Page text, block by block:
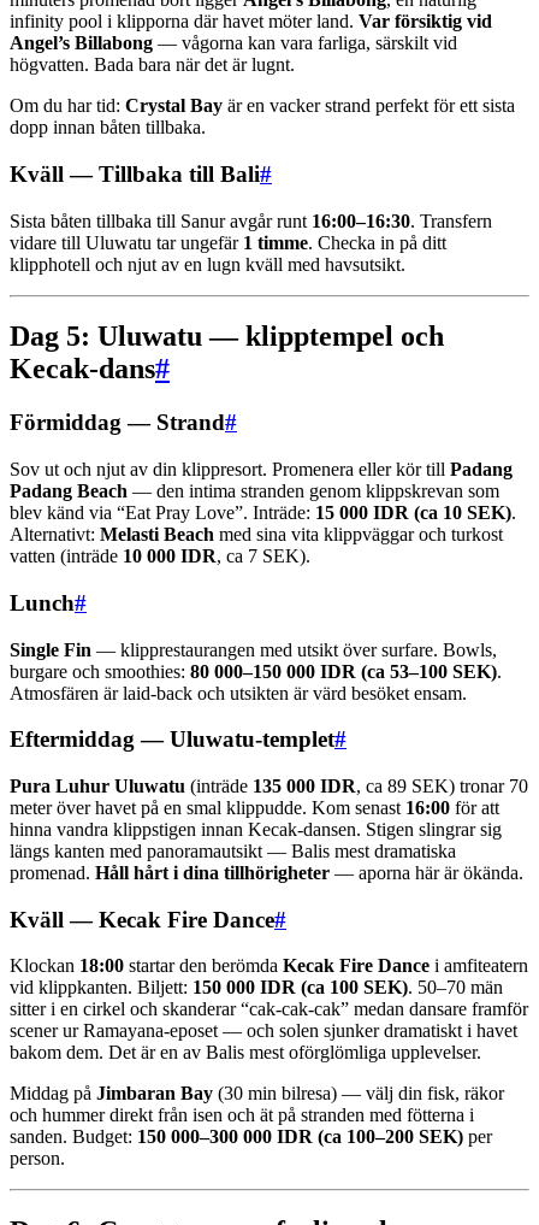
infinity pool i klipporna där havet möter land. Var försiktig vid
Angel’s Billabong — vågorna kan vara farliga, särskilt vid
högvatten. Bada bara när det är lugnt.
Om du har tid: Crystal Bay är en vacker strand perfekt för ett sista
dopp innan båten tillbaka.
Kväll — Tillbaka till Bali#
Sista båten tillbaka till Sanur avgår runt 16:00–16:30. Transfern
vidare till Uluwatu tar ungefär 1 timme. Checka in på ditt
klipphotell och njut av en lugn kväll med havsutsikt.
Dag 5: Uluwatu — klipptempel och
Kecak-dans#
Förmiddag — Strand#
Sov ut och njut av din klippresort. Promenera eller kör till Padang
Padang Beach — den intima stranden genom klippskrevan som
blev känd via “Eat Pray Love”. Inträde: 15 000 IDR (ca 10 SEK).
Alternativt: Melasti Beach med sina vita klippväggar och turkost
vatten (inträde 10 000 IDR, ca 7 SEK).
Lunch#
Single Fin — klipprestaurangen med utsikt över surfare. Bowls,
burgare och smoothies: 80 000–150 000 IDR (ca 53–100 SEK).
Atmosfären är laid-back och utsikten är värd besöket ensam.
Eftermiddag — Uluwatu-templet#
Pura Luhur Uluwatu (inträde 135 000 IDR, ca 89 SEK) tronar 70
meter över havet på en smal klippudde. Kom senast 16:00 för att
hinna vandra klippstigen innan Kecak-dansen. Stigen slingrar sig
längs kanten med panoramautsikt — Balis mest dramatiska
promenad. Håll hårt i dina tillhörigheter — aporna här är ökända.
Kväll — Kecak Fire Dance#
Klockan 18:00 startar den berömda Kecak Fire Dance i amfiteatern
vid klippkanten. Biljett: 150 000 IDR (ca 100 SEK). 50–70 män
sitter i en cirkel och skanderar “cak-cak-cak” medan dansare framför
scener ur Ramayana-eposet — och solen sjunker dramatiskt i havet
bakom dem. Det är en av Balis mest oförglömliga upplevelser.
Middag på Jimbaran Bay (30 min bilresa) — välj din fisk, räkor
och hummer direkt från isen och ät på stranden med fötterna i
sanden. Budget: 150 000–300 000 IDR (ca 100–200 SEK) per
person.